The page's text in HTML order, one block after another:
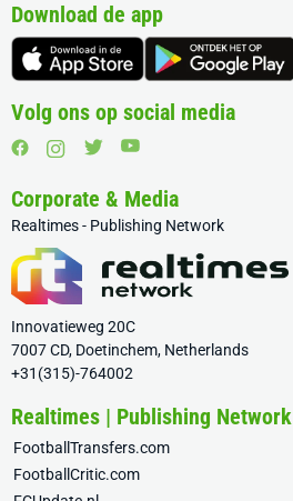
Download de app
Volg ons op social media
Corporate & Media
Realtimes - Publishing Network
Innovatieweg 20C
7007 CD, Doetinchem, Netherlands
+31(315)-764002
Realtimes | Publishing Network
FootballTransfers.com
FootballCritic.com